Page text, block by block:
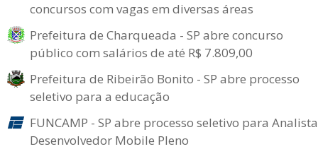
concursos com vagas em diversas áreas
Prefeitura de Charqueada - SP abre concurso
público com salários de até R$ 7.809,00
Prefeitura de Ribeirão Bonito - SP abre processo
seletivo para a educação
FUNCAMP - SP abre processo seletivo para Analista
Desenvolvedor Mobile Pleno